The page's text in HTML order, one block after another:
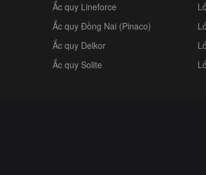
Ắc quy Lineforce
Ắc quy Đồng Nai (Pinaco)
Ắc quy Delkor
Ắc quy Solite